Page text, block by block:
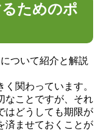
ためのポ
ついて紹介と解説
関わっています。
なことですが、それ
はどうしても期限が
済ませておくことが